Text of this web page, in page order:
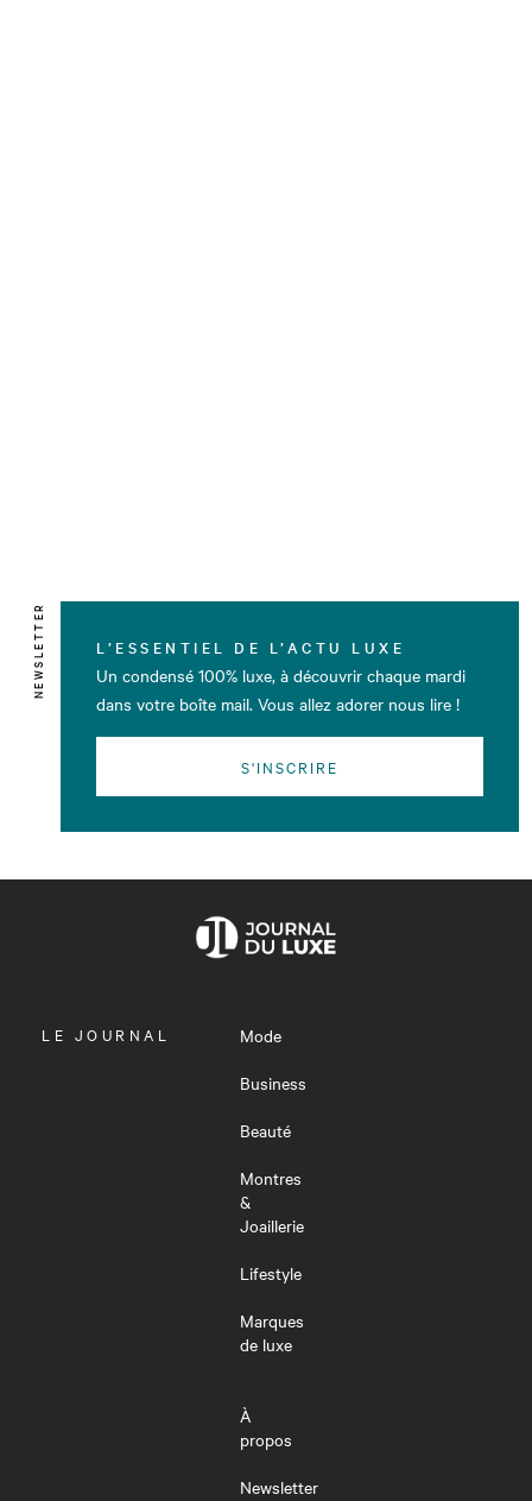
NEWSLETTER L’ESSENTIEL DE L’ACTU LUXE
Un condensé 100% luxe, à découvrir chaque mardi
dans votre boîte mail. Vous allez adorer nous lire !
S'INSCRIRE
OUVRIR
LE JOURNAL
Mode
Business
Beauté
Montres
&
Joaillerie
Lifestyle
Marques
de luxe
À
propos
Newsletter